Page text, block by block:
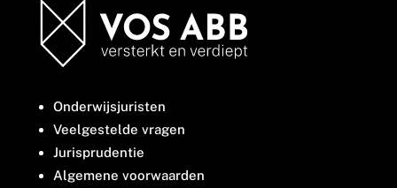
Onderwijsjuristen
Veelgestelde vragen
Jurisprudentie
Algemene voorwaarden